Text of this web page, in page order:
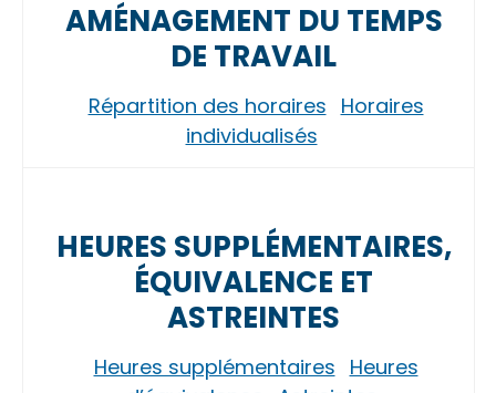
AMÉNAGEMENT DU TEMPS
DE TRAVAIL
Répartition des horaires Horaires
individualisés
HEURES SUPPLÉMENTAIRES,
ÉQUIVALENCE ET
ASTREINTES
Heures supplémentaires Heures